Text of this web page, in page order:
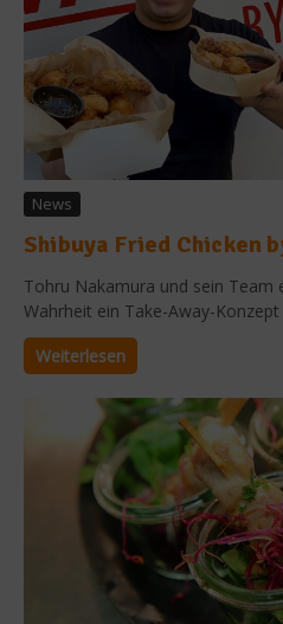
News
Shibuya Fried Chicken
Tohru Nakamura und sein Team
Wahrheit ein Take-Away-Konzept
Weiterlesen